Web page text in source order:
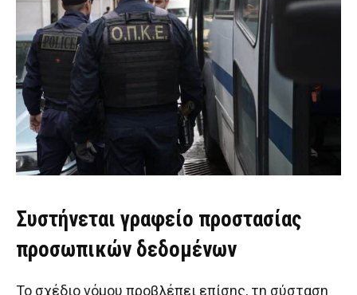
Συστήνεται γραφείο προστασίας
προσωπικών δεδομένων
Το σχέδιο νόμου προβλέπει επίσης, τη σύσταση